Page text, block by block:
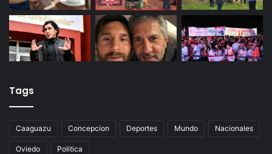
Tags
Caaguazu Concepcion Deportes Mundo Nacionales
Oviedo Politica